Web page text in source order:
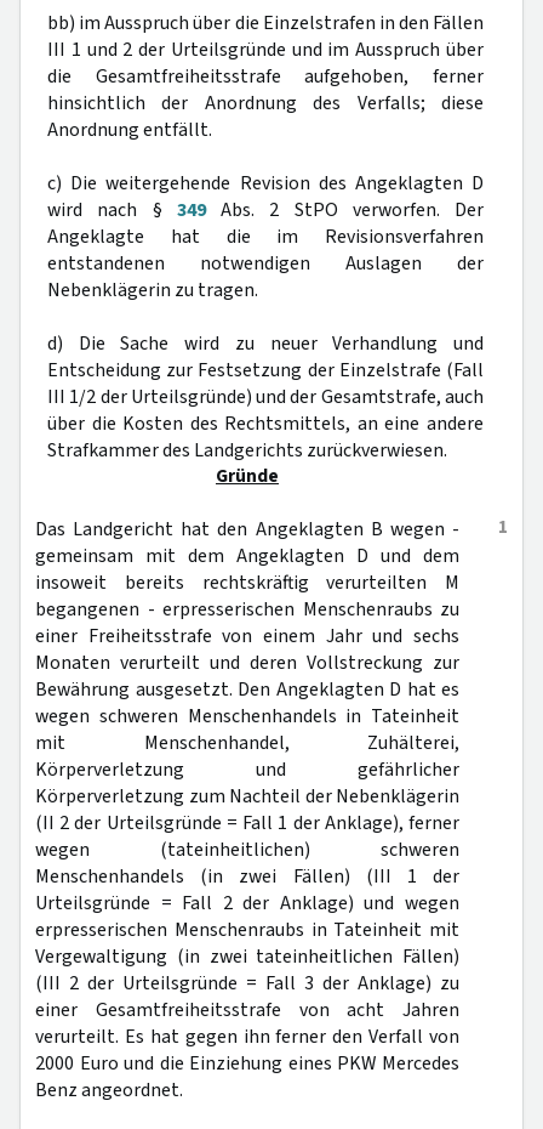
bb) im Ausspruch über die Einzelstrafen in den Fällen
III 1 und 2 der Urteilsgründe und im Ausspruch über
die Gesamtfreiheitsstrafe aufgehoben, ferner
hinsichtlich der Anordnung des Verfalls; diese
Anordnung entfällt.
c) Die weitergehende Revision des Angeklagten D
wird nach § 349Abs. 2 StPO verworfen. Der
Angeklagte hat die im Revisionsverfahren
entstandenen notwendigen Auslagen der
Nebenklägerin zu tragen.
d) Die Sache wird zu neuer Verhandlung und
Entscheidung zur Festsetzung der Einzelstrafe (Fall
III 1/2 der Urteilsgründe) und der Gesamtstrafe, auch
über die Kosten des Rechtsmittels, an eine andere
Strafkammer des Landgerichts zurückverwiesen.
Gründe
1
Das Landgericht hat den Angeklagten B wegen -
gemeinsam mit dem Angeklagten D und dem
insoweit bereits rechtskräftig verurteilten M
begangenen - erpresserischen Menschenraubs zu
einer Freiheitsstrafe von einem Jahr und sechs
Monaten verurteilt und deren Vollstreckung zur
Bewährung ausgesetzt. Den Angeklagten D hat es
wegen schweren Menschenhandels in Tateinheit
mit Menschenhandel, Zuhälterei,
Körperverletzung und gefährlicher
Körperverletzung zum Nachteil der Nebenklägerin
(II 2 der Urteilsgründe = Fall 1 der Anklage), ferner
wegen (tateinheitlichen) schweren
Menschenhandels (in zwei Fällen) (III 1 der
Urteilsgründe = Fall 2 der Anklage) und wegen
erpresserischen Menschenraubs in Tateinheit mit
Vergewaltigung (in zwei tateinheitlichen Fällen)
(III 2 der Urteilsgründe = Fall 3 der Anklage) zu
einer Gesamtfreiheitsstrafe von acht Jahren
verurteilt. Es hat gegen ihn ferner den Verfall von
2000 Euro und die Einziehung eines PKW Mercedes
Benz angeordnet.